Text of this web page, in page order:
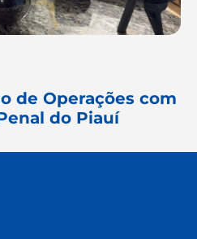
de Operações com
do Piauí